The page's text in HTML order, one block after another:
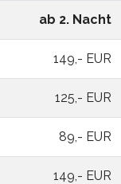
ab 2. Nacht
149,- EUR
125,- EUR
89,- EUR
149,- EUR